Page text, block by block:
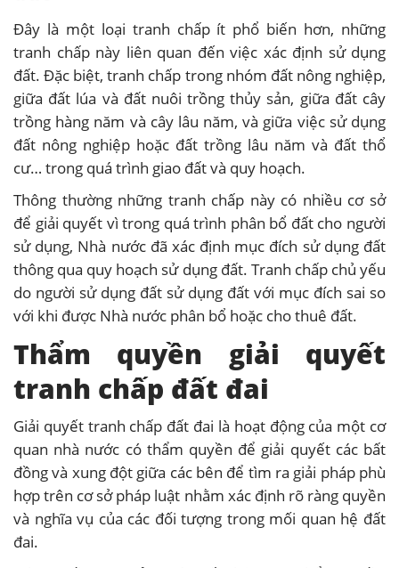
Đây là một loại tranh chấp ít phổ biến hơn, những
tranh chấp này liên quan đến việc xác định sử dụng
đất. Đặc biệt, tranh chấp trong nhóm đất nông nghiệp,
giữa đất lúa và đất nuôi trồng thủy sản, giữa đất cây
trồng hàng năm và cây lâu năm, và giữa việc sử dụng
đất nông nghiệp hoặc đất trồng lâu năm và đất thổ
cư… trong quá trình giao đất và quy hoạch.
Thông thường những tranh chấp này có nhiều cơ sở
để giải quyết vì trong quá trình phân bổ đất cho người
sử dụng, Nhà nước đã xác định mục đích sử dụng đất
thông qua quy hoạch sử dụng đất. Tranh chấp chủ yếu
do người sử dụng đất sử dụng đất với mục đích sai so
với khi được Nhà nước phân bổ hoặc cho thuê đất.
Thẩm quyền giải quyết
tranh chấp đất đai
Giải quyết tranh chấp đất đai là hoạt động của một cơ
quan nhà nước có thẩm quyền để giải quyết các bất
đồng và xung đột giữa các bên để tìm ra giải pháp phù
hợp trên cơ sở pháp luật nhằm xác định rõ ràng quyền
và nghĩa vụ của các đối tượng trong mối quan hệ đất
đai.